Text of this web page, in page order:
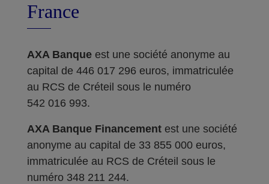
France
AXA Banque est une société anonyme au
capital de 446 017 296 euros, immatriculée
au RCS de Créteil sous le numéro
542 016 993.
AXA Banque Financement est une société
anonyme au capital de 33 855 000 euros,
immatriculée au RCS de Créteil sous le
numéro 348 211 244.